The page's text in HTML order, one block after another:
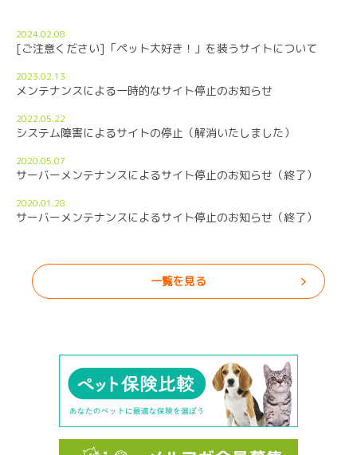
2024.02.08
[ご注意ください]「ペット大好き！」を装うサイトについて
2023.02.13
メンテナンスによる一時的なサイト停止のお知らせ
2022.05.22
システム障害によるサイトの停止（解消いたしました）
2020.05.07
サーバーメンテナンスによるサイト停止のお知らせ（終了）
2020.01.28
サーバーメンテナンスによるサイト停止のお知らせ（終了）
一覧を見る